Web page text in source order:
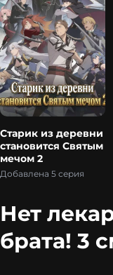
Старик из деревни
становится Святым
мечом 2
Добавлена 5 серия
Нет
брата! 3